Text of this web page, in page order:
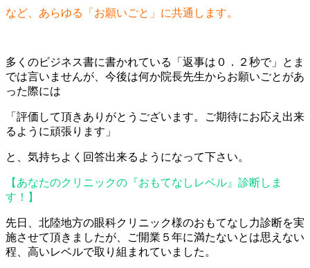
など、あらゆる「お願いごと」に共通します。
多くのビジネス書に書かれている「返事は０．２秒で」とま
では言いませんが、今後は何か院長先生からお願いごとがあ
った際には
「評価して頂きありがとうございます。ご期待にお応え出来
るように頑張ります」
と、気持ちよく回答出来るようになって下さい。
【あなたのクリニックの『おもてなしレベル』診断しま
す！】
先日、北陸地方の眼科クリニック様のおもてなし力診断を実
施させて頂きましたが、ご開業５年に満たないとは思えない
程、高いレベルで取り組まれていました。